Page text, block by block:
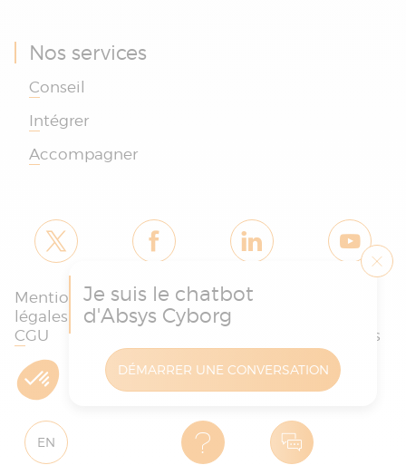
Nos services
Conseil
Intégrer
Accompagner
Copyright © Absys Cyborg - Tous droits réservés
Mentions
légales et
CGU
Politique des
cookies et de
des données
EN
Je suis le chatbot
d'Absys Cyborg
DÉMARRER UNE CONVERSATION